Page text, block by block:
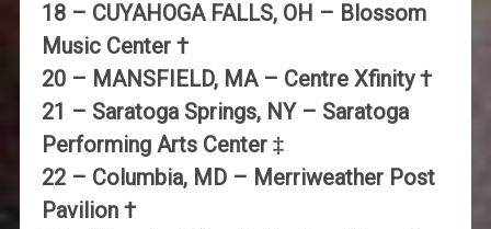
18 – CUYAHOGA FALLS, OH – Blossom
Music Center †
20 – MANSFIELD, MA – Centre Xfinity †
21 – Saratoga Springs, NY – Saratoga
Performing Arts Center ‡
22 – Columbia, MD – Merriweather Post
Pavilion †